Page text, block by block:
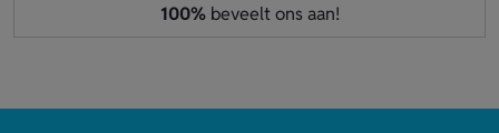
100%beveelt ons aan!